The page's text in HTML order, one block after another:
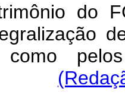
do
como